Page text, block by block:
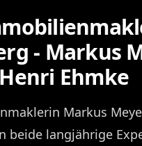
- Markus
Ehmke
Markus
beide langjährige